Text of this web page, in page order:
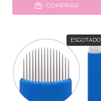
COMPRAR
ESGOTADO